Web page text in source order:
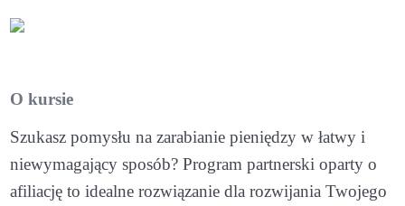
O kursie
Szukasz pomysłu na zarabianie pieniędzy w łatwy i
niewymagający sposób? Program partnerski oparty o
afiliację to idealne rozwiązanie dla rozwijania Twojego